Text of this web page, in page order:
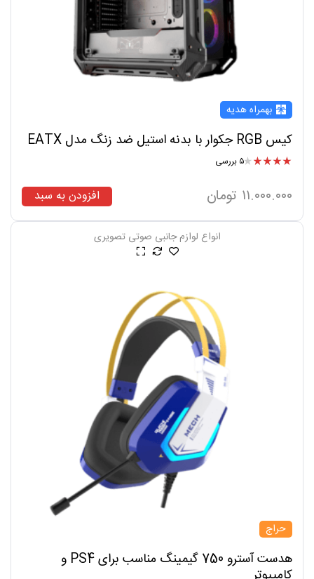
بهمراه هدیه
کیس RGB جکوار با بدنه استیل ضد زنگ مدل EATX
۵ بررسی
۱۱.۰۰۰.۰۰۰ تومان افزودن به سبد
انواع لوازم جانبی صوتی تصویری
حراج
هدست آسترو 750 گیمینگ مناسب برای PS4 و